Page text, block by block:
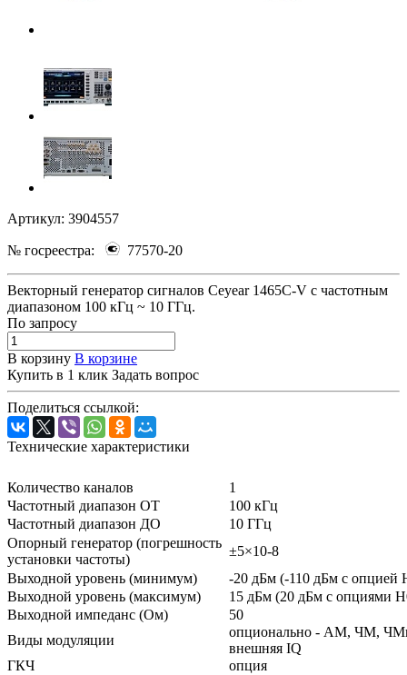
Артикул: 3904557
№ госреестра: 77570-20
Векторный генератор сигналов Ceyear 1465C-V с частотным
диапазоном 100 кГц ~ 10 ГГц.
По запросу
В корзину В корзине
Купить в 1 клик Задать вопрос
Поделиться ссылкой:
Технические характеристики
Количество каналов
1
Частотный диапазон ОТ
100 кГц
Частотный диапазон ДО
10 ГГц
Опорный генератор (погрешность
установки частоты)
±5×10-8
Выходной уровень (минимум)
-20 дБм (-110 дБм с опцией
Выходной уровень (максимум)
15 дБм (20 дБм с опциями
Выходной импеданс (Ом)
50
Виды модуляции
опционально - АМ, ЧМ,
внешняя IQ
ГКЧ
опция